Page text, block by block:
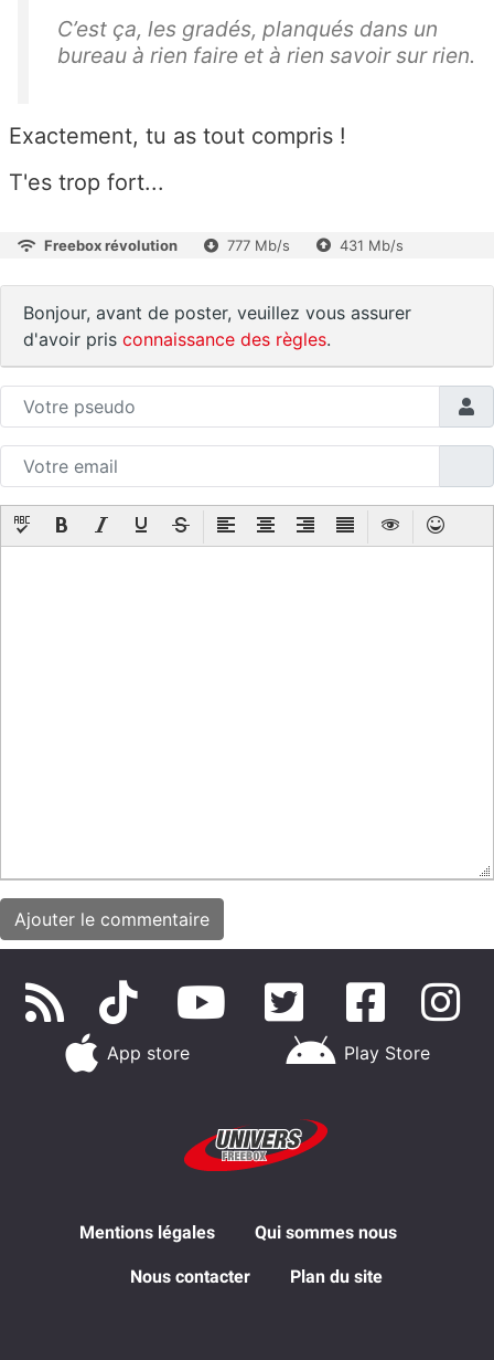
C’est ça, les gradés, planqués dans un
bureau à rien faire et à rien savoir sur rien.
Exactement, tu as tout compris !
T'es trop fort...
Freebox révolution 777 Mb/s 431 Mb/s
Bonjour, avant de poster, veuillez vous assurer
d'avoir pris connaissance des règles.
App store Play Store
Mentions légales Qui sommes nous
Nous contacter Plan du site